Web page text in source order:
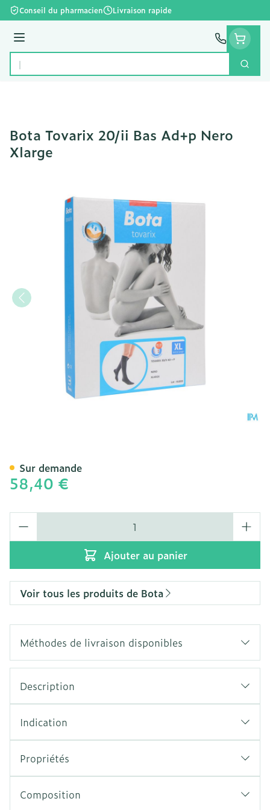
Aller au contenu
Conseil du pharmacien Livraison rapide
Menu
Rechercher
Bota Tovarix 20/ii Bas Ad+p Nero
Xlarge
58,40 €
Ajouter au panier
Sur demande
Voir tous les produits de Bota
Méthodes de livraison disponibles
Description
Indication
Propriétés
Composition